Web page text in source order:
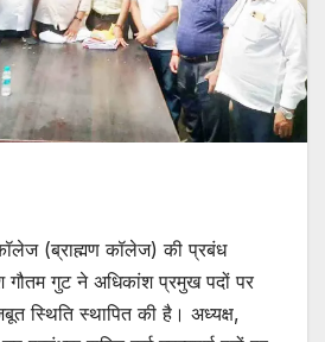
(ब्राह्मण कॉलेज) की प्रबंध
गौतम गुट ने अधिकांश प्रमुख पदों पर
स्थिति स्थापित की है। अध्यक्ष,